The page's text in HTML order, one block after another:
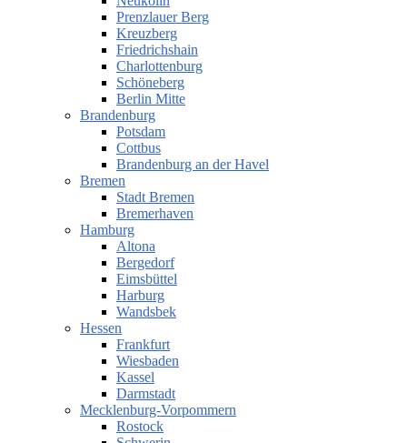
Prenzlauer Berg
Kreuzberg
Friedrichshain
Charlottenburg
Schöneberg
Berlin Mitte
Brandenburg
Potsdam
Cottbus
Brandenburg an der Havel
Bremen
Stadt Bremen
Bremerhaven
Hamburg
Altona
Bergedorf
Eimsbüttel
Harburg
Wandsbek
Hessen
Frankfurt
Wiesbaden
Kassel
Darmstadt
Mecklenburg-Vorpommern
Rostock